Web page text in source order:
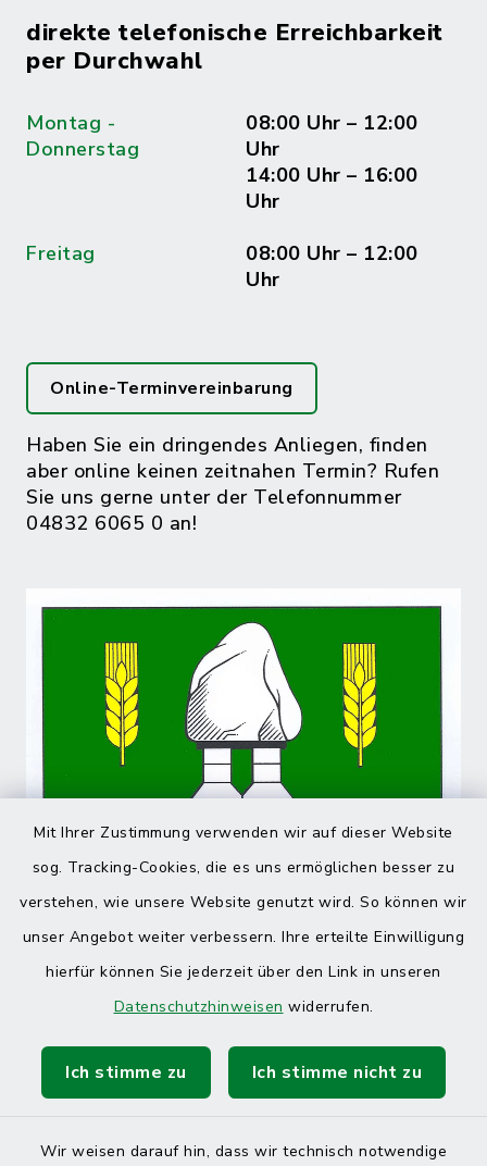
Mit Ihrer Zustimmung verwenden wir auf dieser Website
sog. Tracking-Cookies, die es uns ermöglichen besser zu
verstehen, wie unsere Website genutzt wird. So können wir
unser Angebot weiter verbessern. Ihre erteilte Einwilligung
hierfür können Sie jederzeit über den Link in unseren
Datenschutzhinweisen widerrufen.
Ich stimme zu Ich stimme nicht zu
Wir weisen darauf hin, dass wir technisch notwendige
direkte telefonische Erreichbarkeit
per Durchwahl
Montag -
Donnerstag
08:00 Uhr – 12:00
Uhr
14:00 Uhr – 16:00
Uhr
Freitag
08:00 Uhr – 12:00
Uhr
Online-Terminvereinbarung
Haben Sie ein dringendes Anliegen, finden
aber online keinen zeitnahen Termin? Rufen
Sie uns gerne unter der Telefonnummer
04832 6065 0 an!